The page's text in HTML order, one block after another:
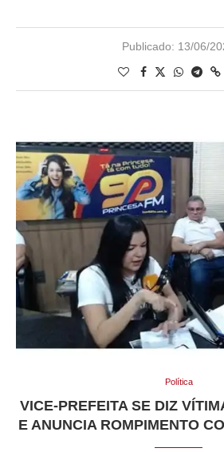
Publicado: 13/06/
Política
VICE-PREFEITA SE DIZ
E ANUNCIA ROMPIMENTO